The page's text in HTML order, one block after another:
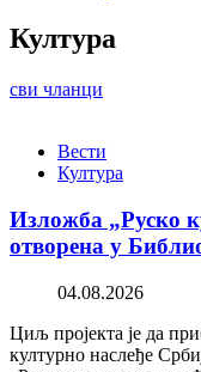
Култура
сви чланци
Вести
Култура
Изложба „Руско
отворена у
04.08.2026
Циљ пројекта је да
културно наслеђе